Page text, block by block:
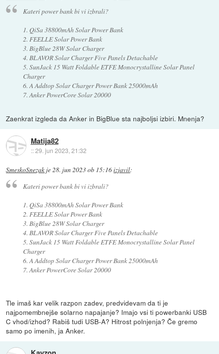
Kateri power bank bi vi izbrali?
1. QiSa 38800mAh Solar Power Bank
2. FEELLE Solar Power Bank
3. BigBlue 28W Solar Charger
4. BLAVOR Solar Charger Five Panels Detachable
5. SunJack 15 Watt Foldable ETFE Monocrystalline Solar Panel
Charger
6. A Addtop Solar Charger Power Bank 25000mAh
7. Anker PowerCore Solar 20000
Zaenkrat izgleda da Anker in BigBlue sta najboljsi izbiri. Mnenja?
Matija82
::29. jun 2023, 21:32
SmeskoSnezak je28. jun 2023 ob 15:16izjavil:
Kateri power bank bi vi izbrali?
1. QiSa 38800mAh Solar Power Bank
2. FEELLE Solar Power Bank
3. BigBlue 28W Solar Charger
4. BLAVOR Solar Charger Five Panels Detachable
5. SunJack 15 Watt Foldable ETFE Monocrystalline Solar Panel
Charger
6. A Addtop Solar Charger Power Bank 25000mAh
7. Anker PowerCore Solar 20000
Tle imaš kar velik razpon zadev, predvidevam da ti je
najpomembnejše solarno napajanje? Imajo vsi ti powerbanki USB
C vhod/izhod? Rabiš tudi USB-A? Hitrost polnjenja? Če gremo
samo po imenih, ja Anker.